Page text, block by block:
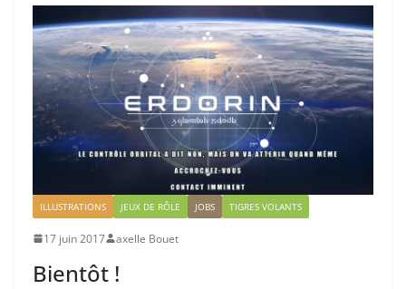
ILLUSTRATIONS JEUX DE RÔLE JOBS TIGRES VOLANTS
17 juin 2017 axelle Bouet
Bientôt !